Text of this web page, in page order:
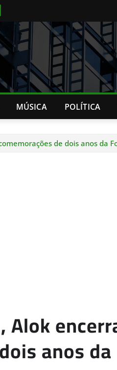
MÚSICA POLÍTICA
de dois anos da
Alok
anos